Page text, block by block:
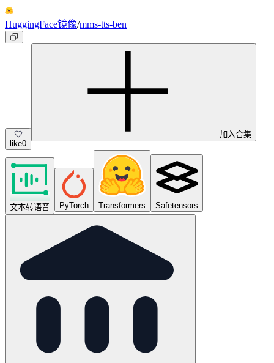
HuggingFace镜像/mms-tts-ben
like0
加入合集
文本转语音 PyTorch Transformers Safetensors